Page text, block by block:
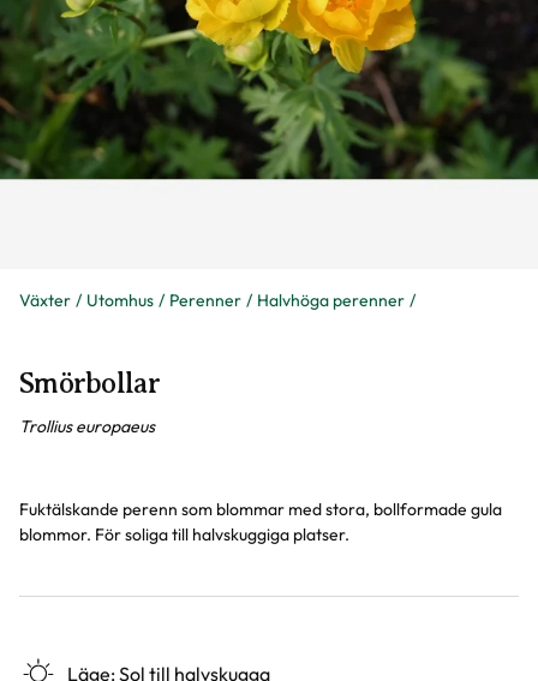
Växter Utomhus Perenner Halvhöga perenner
Smörbollar
Trollius europaeus
Fuktälskande perenn som blommar med stora, bollformade gula
blommor. För soliga till halvskuggiga platser.
Läge:Sol till halvskugga